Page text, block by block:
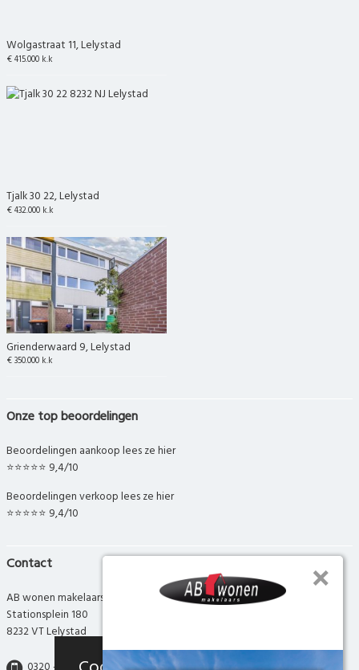
Wolgastraat 11, Lelystad
€ 415.000 k.k
Tjalk 30 22, Lelystad
€ 432.000 k.k
Grienderwaard 9, Lelystad
€ 350.000 k.k
Onze top beoordelingen
Beoordelingen aankoop lees ze hier
⭐⭐⭐⭐⭐ 9,4/10
Beoordelingen verkoop lees ze hier
⭐⭐⭐⭐⭐ 9,4/10
Contact
AB wonen makelaars
Stationsplein 180
8232 VT Lelystad